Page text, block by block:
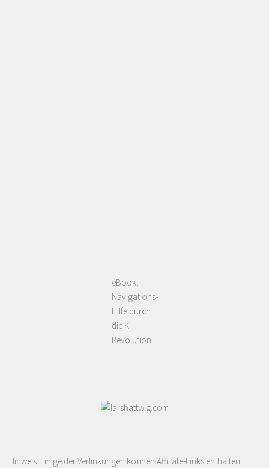
eBook:
Navigations-
Hilfe durch
die KI-
Revolution
Hinweis: Einige der Verlinkungen können Affiliate-Links enthalten.